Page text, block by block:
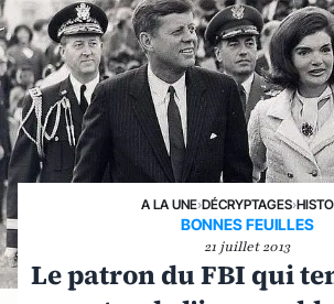
A LA UNE›DÉCRYPTAGES›
BONNES FEUILLES
21 juillet 2013
Le patron du FBI qui